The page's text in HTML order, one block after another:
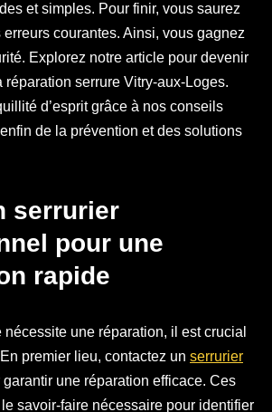
et simples. Pour finir, vous saurez
courantes. Ainsi, vous gagnez
Explorez notre article pour devenir
réparation serrure Vitry-aux-Loges.
d’esprit grâce à nos conseils
de la prévention et des solutions
serrurier
pour une
rapide
nécessite une réparation, il est crucial
premier lieu, contactez un serrurier
garantir une réparation efficace. Ces
savoir-faire nécessaire pour identifier